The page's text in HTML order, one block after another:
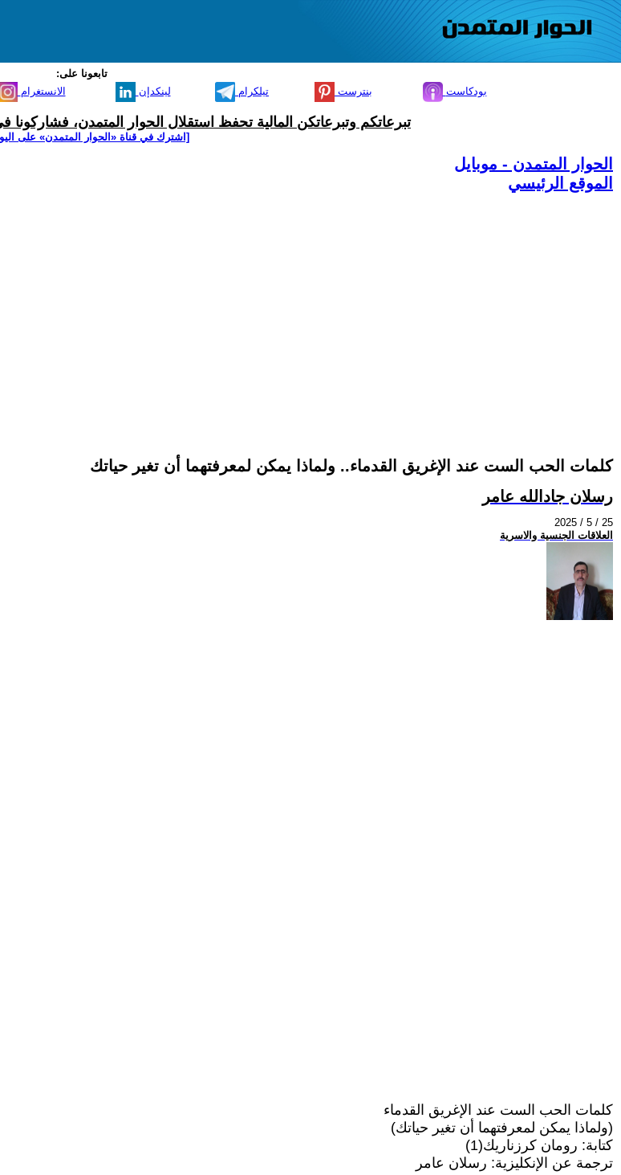
تابعونا على:
الانستغرام لينكدإن تيلكرام بنترست بودكاست
تبرعاتكم وتبرعاتكن المالية تحفظ استقلال الحوار المتمدن،
[اشترك في قناة ‫«الحوار المتمدن» على
الحوار المتمدن - موبايل
الموقع الرئيسي
كلمات الحب الست عند الإغريق القدماء.. ولماذا يمكن لمعرفتهما أن تغير حياتك
رسلان جادالله عامر
2025 / 5 / 25
العلاقات الجنسية والاسرية
كلمات الحب الست عند الإغريق القدماء
(ولماذا يمكن لمعرفتهما أن تغير حياتك)
كتابة: رومان كرزناريك(1)
ترجمة عن الإنكليزية: رسلان عامر